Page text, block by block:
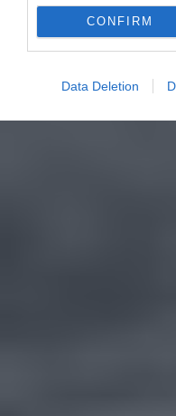
CONFIRM
Data Deletion